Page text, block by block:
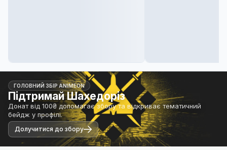
ГОЛОВНИЙ ЗБІР ANIMEON
Підтримай Шахедоріз
Донат від 100₴ допомагає збору та відкриває тематичний
бейдж у профілі.
Долучитися до збору